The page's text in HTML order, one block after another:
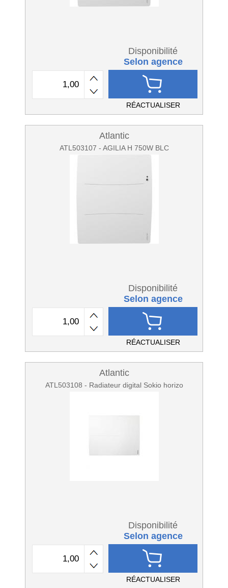
Disponibilité
Selon agence
RÉACTUALISER
Atlantic
ATL503107 - AGILIA H 750W BLC
Disponibilité
Selon agence
RÉACTUALISER
Atlantic
ATL503108 - Radiateur digital Sokio horizo
Disponibilité
Selon agence
RÉACTUALISER